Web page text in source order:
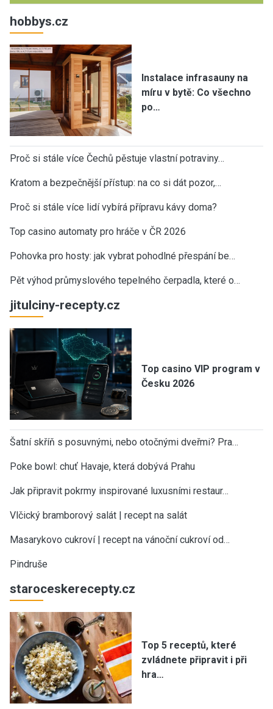
hobbys.cz
Instalace infrasauny na
míru v bytě: Co všechno
po…
Proč si stále více Čechů pěstuje vlastní potraviny…
Kratom a bezpečnější přístup: na co si dát pozor,…
Proč si stále více lidí vybírá přípravu kávy doma?
Top casino automaty pro hráče v ČR 2026
Pohovka pro hosty: jak vybrat pohodlné přespání be…
Pět výhod průmyslového tepelného čerpadla, které o…
jitulciny-recepty.cz
Top casino VIP program v
Česku 2026
Šatní skříň s posuvnými, nebo otočnými dveřmi? Pra…
Poke bowl: chuť Havaje, která dobývá Prahu
Jak připravit pokrmy inspirované luxusními restaur…
Vlčický bramborový salát | recept na salát
Masarykovo cukroví | recept na vánoční cukroví od…
Pindruše
staroceskerecepty.cz
Top 5 receptů, které
zvládnete připravit i při
hra…